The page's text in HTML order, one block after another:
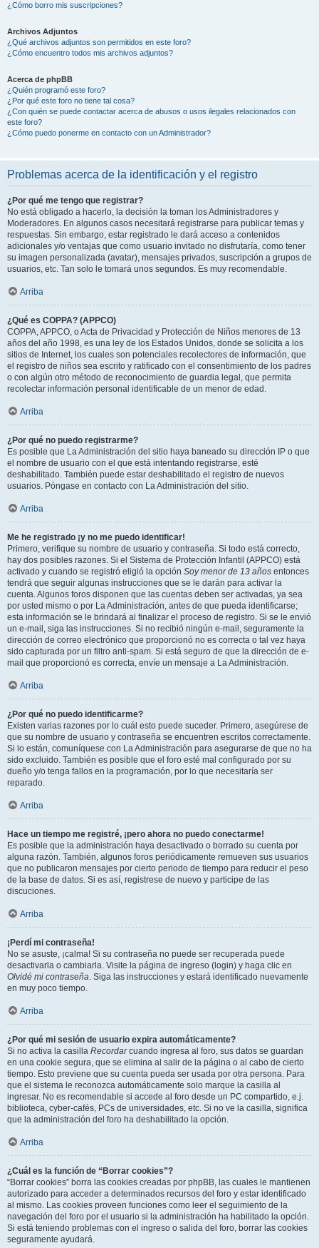
¿Cómo borro mis suscripciones?
Archivos Adjuntos
¿Qué archivos adjuntos son permitidos en este foro?
¿Cómo encuentro todos mis archivos adjuntos?
Acerca de phpBB
¿Quién programó este foro?
¿Por qué este foro no tiene tal cosa?
¿Con quién se puede contactar acerca de abusos o usos ilegales relacionados con
este foro?
¿Cómo puedo ponerme en contacto con un Administrador?
Problemas acerca de la identificación y el registro
¿Por qué me tengo que registrar?
No está obligado a hacerlo, la decisión la toman los Administradores y
Moderadores. En algunos casos necesitará registrarse para publicar temas y
respuestas. Sin embargo, estar registrado le dará acceso a contenidos
adicionales y/o ventajas que como usuario invitado no disfrutaría, como tener
su imagen personalizada (avatar), mensajes privados, suscripción a grupos de
usuarios, etc. Tan solo le tomará unos segundos. Es muy recomendable.
Arriba
¿Qué es COPPA? (APPCO)
COPPA, APPCO, o Acta de Privacidad y Protección de Niños menores de 13
años del año 1998, es una ley de los Estados Unidos, donde se solicita a los
sitios de Internet, los cuales son potenciales recolectores de información, que
el registro de niños sea escrito y ratificado con el consentimiento de los padres
o con algún otro método de reconocimiento de guardia legal, que permita
recolectar información personal identificable de un menor de edad.
Arriba
¿Por qué no puedo registrarme?
Es posible que La Administración del sitio haya baneado su dirección IP o que
el nombre de usuario con el que está intentando registrarse, esté
deshabilitado. También puede estar deshabilitado el registro de nuevos
usuarios. Póngase en contacto con La Administración del sitio.
Arriba
Me he registrado ¡y no me puedo identificar!
Primero, verifique su nombre de usuario y contraseña. Si todo está correcto,
hay dos posibles razones. Si el Sistema de Protección Infantil (APPCO) está
activado y cuando se registró eligió la opción Soy menor de 13 años entonces
tendrá que seguir algunas instrucciones que se le darán para activar la
cuenta. Algunos foros disponen que las cuentas deben ser activadas, ya sea
por usted mismo o por La Administración, antes de que pueda identificarse;
esta información se le brindará al finalizar el proceso de registro. Si se le envió
un e-mail, siga las instrucciones. Si no recibió ningún e-mail, seguramente la
dirección de correo electrónico que proporcionó no es correcta o tal vez haya
sido capturada por un filtro anti-spam. Si está seguro de que la dirección de e-
mail que proporcionó es correcta, envíe un mensaje a La Administración.
Arriba
¿Por qué no puedo identificarme?
Existen varias razones por lo cuál esto puede suceder. Primero, asegúrese de
que su nombre de usuario y contraseña se encuentren escritos correctamente.
Si lo están, comuníquese con La Administración para asegurarse de que no ha
sido excluido. También es posible que el foro esté mal configurado por su
dueño y/o tenga fallos en la programación, por lo que necesitaría ser
reparado.
Arriba
Hace un tiempo me registré, ¡pero ahora no puedo conectarme!
Es posible que la administración haya desactivado o borrado su cuenta por
alguna razón. También, algunos foros periódicamente remueven sus usuarios
que no publicaron mensajes por cierto periodo de tiempo para reducir el peso
de la base de datos. Si es así, registrese de nuevo y participe de las
discuciones.
Arriba
¡Perdí mi contraseña!
No se asuste, ¡calma! Si su contraseña no puede ser recuperada puede
desactivarla o cambiarla. Visite la página de ingreso (login) y haga clic en
Olvidé mi contraseña. Siga las instrucciones y estará identificado nuevamente
en muy poco tiempo.
Arriba
¿Por qué mi sesión de usuario expira automáticamente?
Si no activa la casilla Recordarcuando ingresa al foro, sus datos se guardan
en una cookie segura, que se elimina al salir de la página o al cabo de cierto
tiempo. Esto previene que su cuenta pueda ser usada por otra persona. Para
que el sistema le reconozca automáticamente solo marque la casilla al
ingresar. No es recomendable si accede al foro desde un PC compartido, e.j.
biblioteca, cyber-cafés, PCs de universidades, etc. Si no ve la casilla, significa
que la administración del foro ha deshabilitado la opción.
Arriba
¿Cuál es la función de “Borrar cookies”?
“Borrar cookies” borra las cookies creadas por phpBB, las cuales le mantienen
autorizado para acceder a determinados recursos del foro y estar identificado
al mismo. Las cookies proveen funciones como leer el seguimiento de la
navegación del foro por el usuario si la administración ha habilitado la opción.
Si está teniendo problemas con el ingreso o salida del foro, borrar las cookies
seguramente ayudará.